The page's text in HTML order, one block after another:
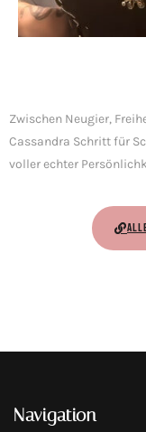
Zwischen Neugier,
Cassandra Schritt für
voller echter
Navigation